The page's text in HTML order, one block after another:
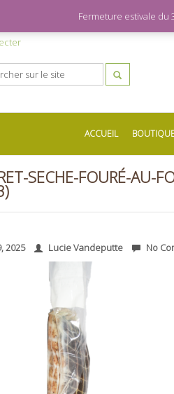
ACCUEIL
SECHE-FOURÉ-AU-
2025 Lucie Vandeputte No
Fermeture estivale du